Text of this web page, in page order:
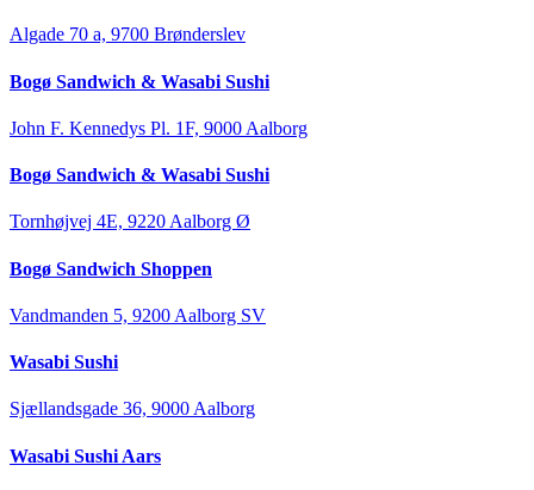
Algade 70 a, 9700 Brønderslev
Bogø Sandwich & Wasabi Sushi
John F. Kennedys Pl. 1F, 9000 Aalborg
Bogø Sandwich & Wasabi Sushi
Tornhøjvej 4E, 9220 Aalborg Ø
Bogø Sandwich Shoppen
Vandmanden 5, 9200 Aalborg SV
Wasabi Sushi
Sjællandsgade 36, 9000 Aalborg
Wasabi Sushi Aars